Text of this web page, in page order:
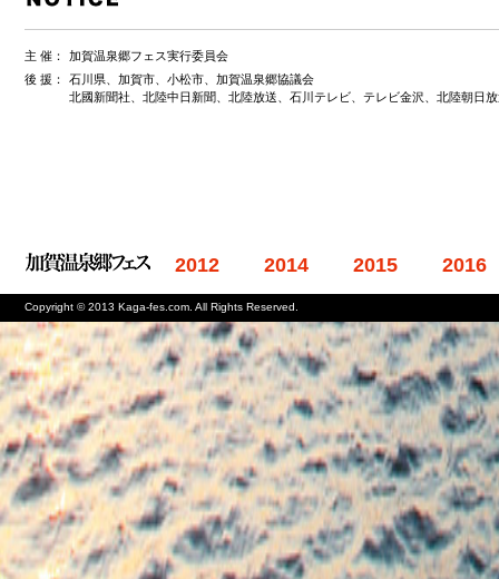
主 催：
加賀温泉郷フェス実行委員会
後 援：
石川県、加賀市、小松市、加賀温泉郷協議会
北國新聞社、北陸中日新聞、北陸放送、石川テレビ、テレビ金沢、北陸朝日
2012 2014 2015 2016
Copyright © 2013 Kaga-fes.com. All Rights Reserved.